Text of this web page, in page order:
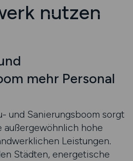
nutzen
mehr Personal
und Sanierungsboom sorgt
außergewöhnlich hohe
Leistungen.
Städten, energetische